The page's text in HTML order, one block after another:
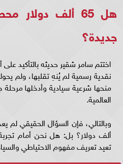
هل 65 ألف
جديدة؟
اختتم سامر شقير حديثه بالتأكيد
نقدية رسمية لم يُنهِ تقلبها، ولم
منحها شرعية سيادية وأدخلها مرحلة
العالمية.
ألف دولار؟ بل: هل نحن أمام
تعيد تعريف مفهوم الاحتياطي